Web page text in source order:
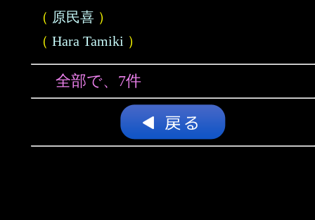
（ 原民喜 ）
（ Hara Tamiki ）
全部で、7件